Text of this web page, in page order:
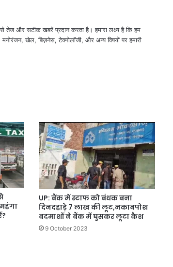
और सटीक खबरें प्रदान करता है। हमारा लक्ष्य है कि हम
खेल, बिज़नेस, टेक्नोलॉजी, और अन्य विषयों पर हमारी
UP: बैंक में स्टाफ को बंधक बना
दिनदहाड़े 7 लाख की लूट,नकाबपोश
बदमाशों ने बैंक में घुसकर लूटा कैश
9 October 2023